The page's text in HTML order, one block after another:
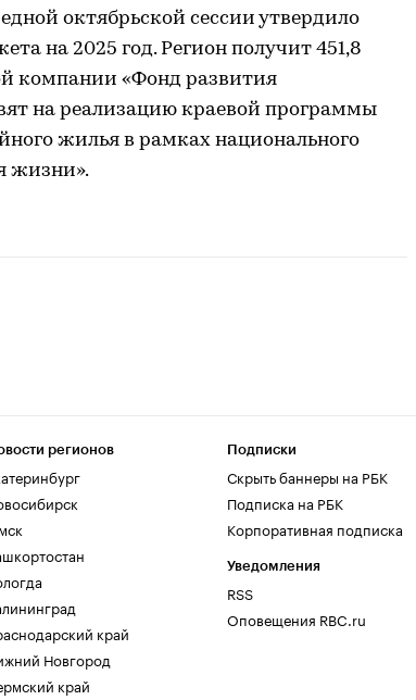
октябрьской сессии утвердило
на 2025 год. Регион получит 451,8
компании «Фонд развития
на реализацию краевой программы
жилья в рамках национального
жизни».
регионов
край
Новгород
край
Подписки
Скрыть баннеры на РБК
Подписка на РБК
Корпоративная подписка
Уведомления
RSS
Оповещения RBC.ru